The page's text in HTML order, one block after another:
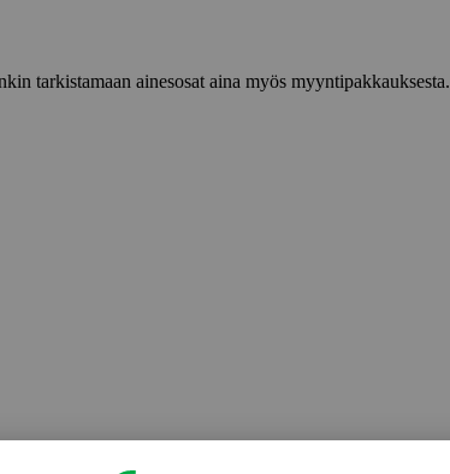
tarkistamaan ainesosat aina myös myyntipakkauksesta.